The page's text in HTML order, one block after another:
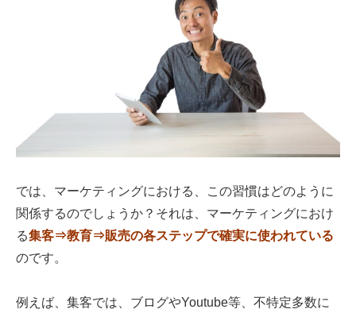
では、マーケティングにおける、この習慣はどのように
関係するのでしょうか？それは、マーケティングにおけ
る集客⇒教育⇒販売の各ステップで確実に使われている
のです。
例えば、集客では、ブログやYoutube等、不特定多数に